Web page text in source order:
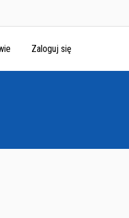
Zaloguj się